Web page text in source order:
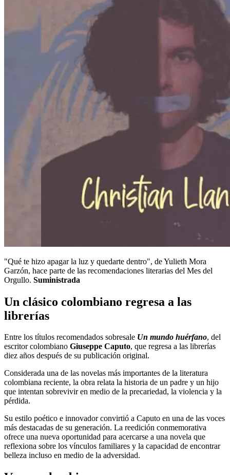
"Qué te hizo apagar la luz y quedarte dentro", de Yulieth Mora
Garzón, hace parte de las recomendaciones literarias del Mes del
Orgullo. Suministrada
Un clásico colombiano regresa a las
librerías
Entre los títulos recomendados sobresale Un mundo huérfano, del
escritor colombiano Giuseppe Caputo, que regresa a las librerías
diez años después de su publicación original.
Considerada una de las novelas más importantes de la literatura
colombiana reciente, la obra relata la historia de un padre y un hijo
que intentan sobrevivir en medio de la precariedad, la violencia y la
pérdida.
Su estilo poético e innovador convirtió a Caputo en una de las voces
más destacadas de su generación. La reedición conmemorativa
ofrece una nueva oportunidad para acercarse a una novela que
reflexiona sobre los vínculos familiares y la capacidad de encontrar
belleza incluso en medio de la adversidad.